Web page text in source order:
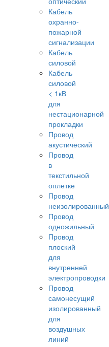
Кабель
охранно-
пожарной
сигнализации
Кабель
силовой
Кабель
силовой
< 1кВ
для
нестационарной
прокладки
Провод
акустический
Провод
в
текстильной
оплетке
Провод
неизолированный
Провод
одножильный
Провод
плоский
для
внутренней
электропроводки
Провод
самонесущий
изолированный
для
воздушных
линий